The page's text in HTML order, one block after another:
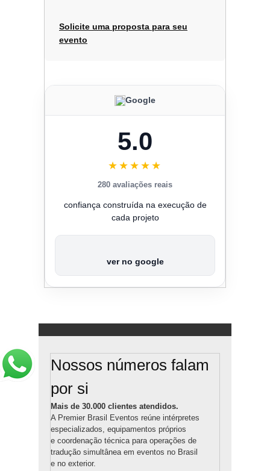
Solicite uma proposta para seu
evento
Google
5.0
★★★★★
280 avaliações reais
confiança construída na execução de
cada projeto
ver no google
Nossos números falam
por si
Mais de 30.000 clientes atendidos.
A Premier Brasil Eventos reúne intérpretes
especializados, equipamentos próprios
e coordenação técnica para operações de
tradução simultânea em eventos no Brasil
e no exterior.